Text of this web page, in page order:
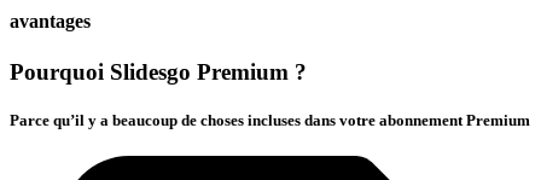
avantages
Pourquoi Slidesgo Premium ?
Parce qu’il y a beaucoup de choses incluses dans votre abonnement Premium